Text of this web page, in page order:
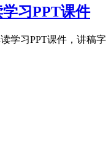
习PPT课件
学习PPT课件，讲稿字